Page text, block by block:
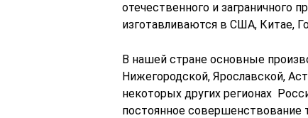
отечественного и заграничного
изготавливаются в США, Китае,
В нашей стране основные
Нижегородской, Ярославской,
некоторых других регионах
постоянное совершенствование